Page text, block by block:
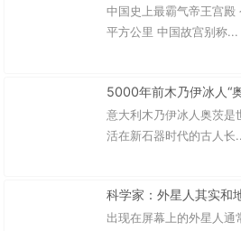
中国史上最霸气帝王宫
平方公里 中国故宫别称...
5000年前木乃伊冰人“
意大利木乃伊冰人奥茨是
活在新石器时代的古人长
科学家：外星人其实和
出现在屏幕上的外星人通